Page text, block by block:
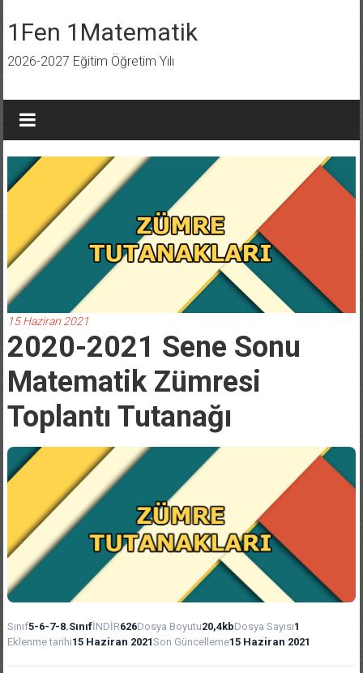
geç
1Fen 1Matematik
2026-2027 Eğitim Öğretim Yılı
15 Haziran 2021
2020-2021 Sene Sonu
Matematik Zümresi
Toplantı Tutanağı
Sınıf5-6-7-8.SınıfİNDİR626Dosya Boyutu20,4kbDosya Sayısı1
Eklenme tarihi15 Haziran 2021Son Güncelleme15 Haziran 2021